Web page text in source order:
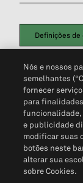
Definições de
Política de
Não Venda
Nós e nossos
semelhantes
fornecer
para
funcionalidade,
e publicidade
modificar suas
botões neste
alterar sua
sobre Cookies.